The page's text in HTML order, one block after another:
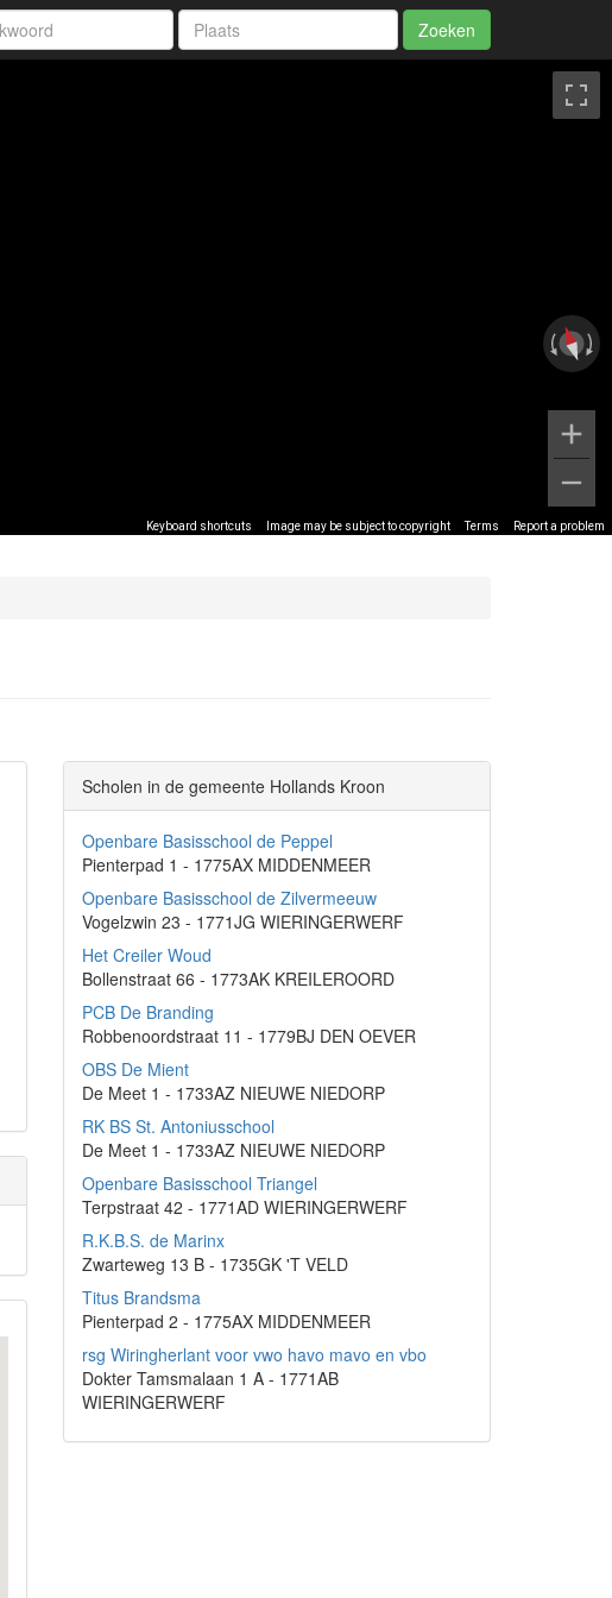
Zoeken
Keyboard shortcuts Image may be subject to copyright Terms Report a problem
Scholen in de gemeente Hollands Kroon
Openbare Basisschool de Peppel
Pienterpad 1 - 1775AX MIDDENMEER
Openbare Basisschool de Zilvermeeuw
Vogelzwin 23 - 1771JG WIERINGERWERF
Het Creiler Woud
Bollenstraat 66 - 1773AK KREILEROORD
PCB De Branding
Robbenoordstraat 11 - 1779BJ DEN OEVER
OBS De Mient
De Meet 1 - 1733AZ NIEUWE NIEDORP
RK BS St. Antoniusschool
De Meet 1 - 1733AZ NIEUWE NIEDORP
Openbare Basisschool Triangel
Terpstraat 42 - 1771AD WIERINGERWERF
R.K.B.S. de Marinx
Zwarteweg 13 B - 1735GK 'T VELD
Titus Brandsma
Pienterpad 2 - 1775AX MIDDENMEER
rsg Wiringherlant voor vwo havo mavo en vbo
Dokter Tamsmalaan 1 A - 1771AB
WIERINGERWERF